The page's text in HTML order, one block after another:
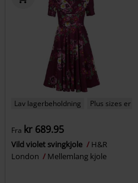
Lav lagerbeholdning Plus sizes er
Fra kr 689.95
Vild violet svingkjole
H&R
London
Mellemlang kjole